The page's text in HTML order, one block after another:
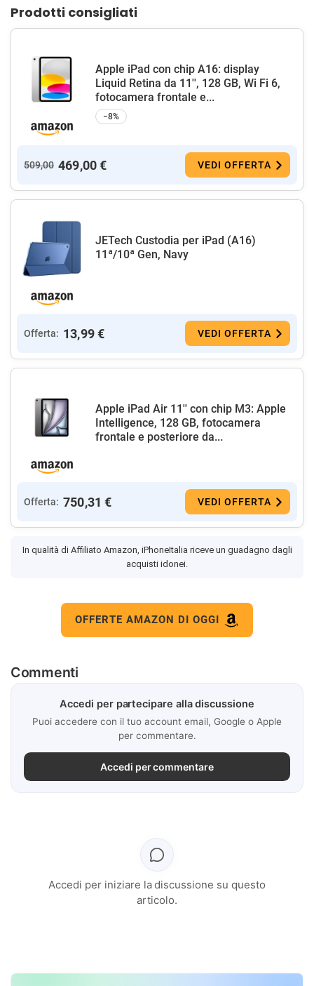
Prodotti consigliati
Apple iPad con chip A16: display
Liquid Retina da 11'', 128 GB, Wi Fi 6,
fotocamera frontale e...
−8%
509,00 469,00 € VEDI OFFERTA
JETech Custodia per iPad (A16)
11ª/10ª Gen, Navy
Offerta: 13,99 € VEDI OFFERTA
Apple iPad Air 11'' con chip M3: Apple
Intelligence, 128 GB, fotocamera
frontale e posteriore da...
Offerta: 750,31 € VEDI OFFERTA
In qualità di Affiliato Amazon, iPhoneItalia riceve un guadagno dagli
acquisti idonei.
OFFERTE AMAZON DI OGGI
Commenti
Accedi per partecipare alla discussione
Puoi accedere con il tuo account email, Google o Apple
per commentare.
Accedi per commentare
Accedi per iniziare la discussione su questo
articolo.